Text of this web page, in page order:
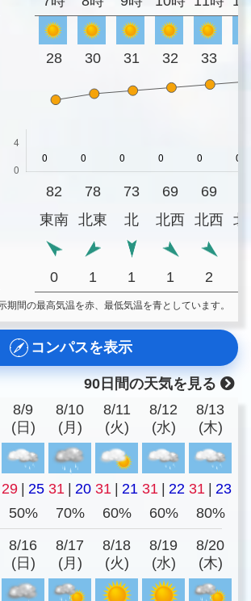
28 30 31 32 33
82 78 73 69 69
東南
北東 北 北西 北西 北
0 1 1 1 2
間の最高気温を赤、最低気温を青としています。
コンパスを表示
90日間の天気を見る
8/9
(日)
8/10
(月)
8/11
(火)
8/12
(水)
8/13
(木)
29 | 25 31 | 20 31 | 21 31 | 22 31 | 23
50% 70% 60% 60% 80%
8/16
(日)
8/17
(月)
8/18
(火)
8/19
(水)
8/20
(木)